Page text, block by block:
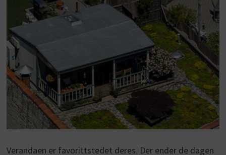
Verandaen er favorittstedet deres. Der ender de dagen